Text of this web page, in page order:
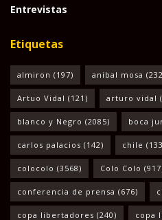
Entrevistas
Etiquetas
almiron (197) anibal mosa
Artuo Vidal (121) arturo vidal
blanco y Negro (2085) boca
carlos palacios (142) chile
colocolo (3568) Colo Colo
conferencia de prensa (676)
copa libertadores (240) copa